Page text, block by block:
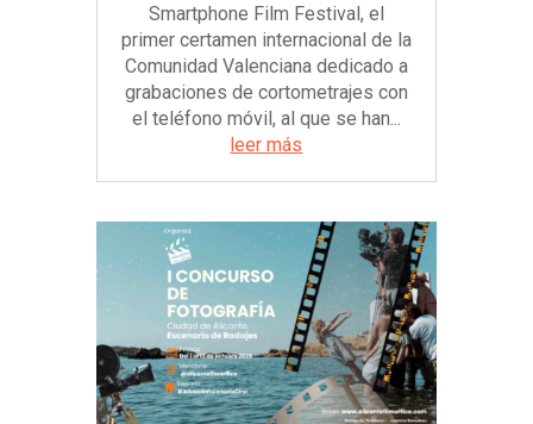
Smartphone Film Festival, el
primer certamen internacional de la
Comunidad Valenciana dedicado a
grabaciones de cortometrajes con
el teléfono móvil, al que se han...
leer más